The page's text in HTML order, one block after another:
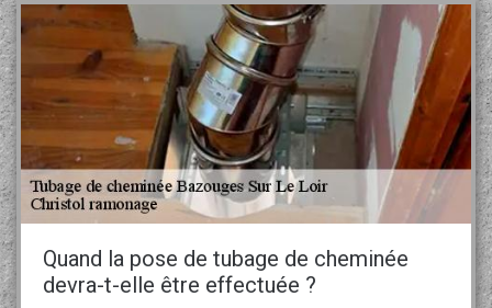
Quand la pose de tubage de cheminée
devra-t-elle être effectuée ?